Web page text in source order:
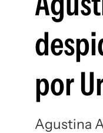
por
Agustina